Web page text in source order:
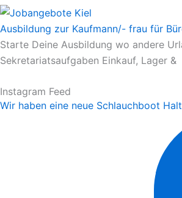
Ausbildung zur Kaufmann/- frau für
Starte Deine Ausbildung wo andere
Sekretariatsaufgaben Einkauf, Lager &
Instagram Feed
Wir haben eine neue Schlauchboot